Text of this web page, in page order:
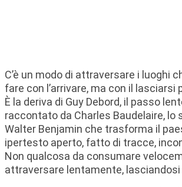
C’è un modo di attraversare i luoghi
fare con l’arrivare, ma con il lasciarsi
È la deriva di Guy Debord, il passo
raccontato da Charles Baudelaire, lo
Walter Benjamin che trasforma il
ipertesto aperto, fatto di tracce,
Non qualcosa da consumare
attraversare lentamente, lasciandosi